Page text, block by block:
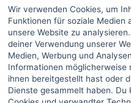
Marktplatz
Kontakt
Preise Marktplatz
FAQ Marktplatz
Über uns
Werbebuchungen
Wir verwenden Cookies, um
Funktionen für soziale
unsere Website zu
deiner Verwendung unserer
Medien, Werbung und
Informationen möglicherweise
ihnen bereitgestellt hast oder
Dienste gesammelt haben.